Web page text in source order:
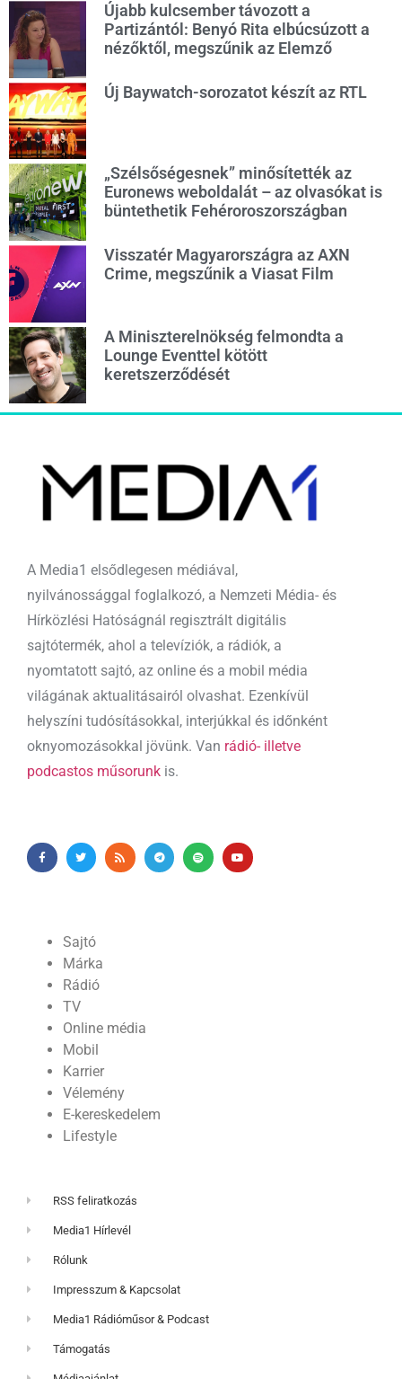
Újabb kulcsember távozott a
Partizántól: Benyó Rita elbúcsúzott a
nézőktől, megszűnik az Elemző
Új Baywatch-sorozatot készít az RTL
„Szélsőségesnek” minősítették az
Euronews weboldalát – az olvasókat is
büntethetik Fehéroroszországban
Visszatér Magyarországra az AXN
Crime, megszűnik a Viasat Film
A Miniszterelnökség felmondta a
Lounge Eventtel kötött
keretszerződését
A Media1 elsődlegesen médiával,
nyilvánossággal foglalkozó, a Nemzeti Média- és
Hírközlési Hatóságnál regisztrált digitális
sajtótermék, ahol a televíziók, a rádiók, a
nyomtatott sajtó, az online és a mobil média
világának aktualitásairól olvashat. Ezenkívül
helyszíni tudósításokkal, interjúkkal és időnként
oknyomozásokkal jövünk. Van rádió- illetve
podcastos műsorunk is.
Sajtó
Márka
Rádió
TV
Online média
Mobil
Karrier
Vélemény
E-kereskedelem
Lifestyle
RSS feliratkozás
Media1 Hírlevél
Rólunk
Impresszum & Kapcsolat
Media1 Rádióműsor & Podcast
Támogatás